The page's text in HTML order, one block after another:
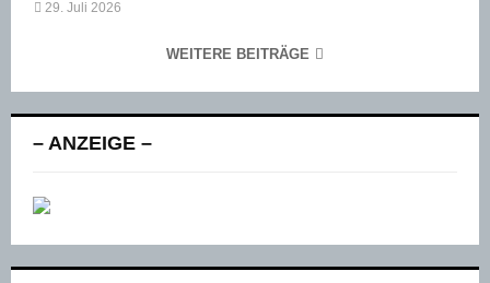
29. Juli 2026
WEITERE BEITRÄGE
– ANZEIGE –